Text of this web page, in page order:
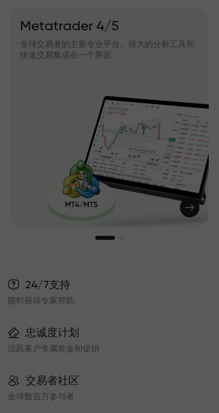
Metatrader 4/5
全球交易者的主要专业平台。强大的分析工具和
快速交易集成在一个界面
24/7支持
随时获得专家帮助
忠诚度计划
活跃客户专属奖金和促销
交易者社区
全球数百万参与者